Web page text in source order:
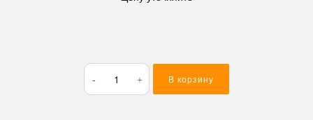
Количество
товара
Быстросъем
В корзину